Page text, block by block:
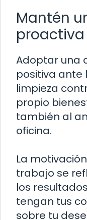
Mantén
Adoptar una
positiva ante
limpieza
propio
también al
oficina.
La
trabajo se
los
tengan tus
sobre tu